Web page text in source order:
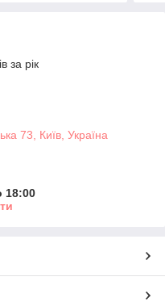
за рік
73, Київ, Україна
18:00